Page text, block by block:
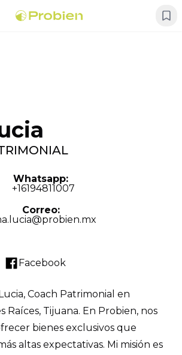
Whatsapp:
+16194811007
Correo:
Facebook
Coach Patrimonial en
Raíces, Tijuana. En Probien, nos
bienes exclusivos que
altas expectativas. Mi misión es